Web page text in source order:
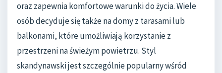
oraz zapewnia komfortowe warunki do życia. Wiele
osób decyduje się także na domy z tarasami lub
balkonami, które umożliwiają korzystanie z
przestrzeni na świeżym powietrzu. Styl
skandynawski jest szczególnie popularny wśród